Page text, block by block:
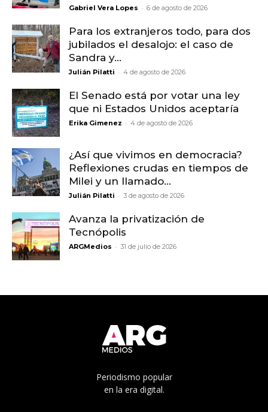
Gabriel Vera Lopes - 6 de agosto de 2026
Para los extranjeros todo, para dos
jubilados el desalojo: el caso de
Sandra y...
Julián Pilatti - 4 de agosto de 2026
El Senado está por votar una ley
que ni Estados Unidos aceptaría
Erika Gimenez - 4 de agosto de 2026
¿Así que vivimos en democracia?
Reflexiones crudas en tiempos de
Milei y un llamado...
Julián Pilatti - 3 de agosto de 2026
Avanza la privatización de
Tecnópolis
ARGMedios - 31 de julio de 2026
Periodismo popular
en la era digital.